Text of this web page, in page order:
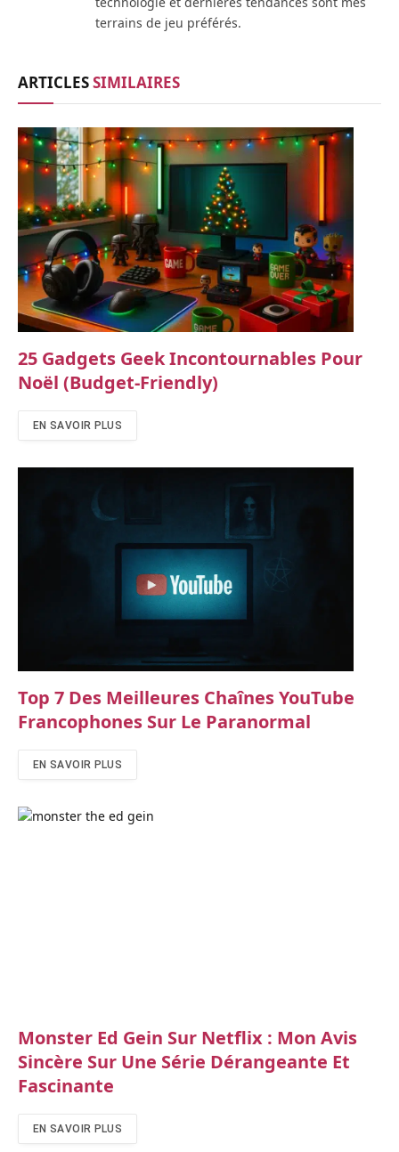
terrains de jeu préférés.
ARTICLESSIMILAIRES
25 Gadgets Geek Incontournables Pour
Noël (budget-Friendly)
EN SAVOIR PLUS
Top 7 Des Meilleures Chaînes YouTube
Francophones Sur Le Paranormal
EN SAVOIR PLUS
Monster Ed Gein Sur Netflix : Mon Avis
Sincère Sur Une Série Dérangeante Et
Fascinante
EN SAVOIR PLUS